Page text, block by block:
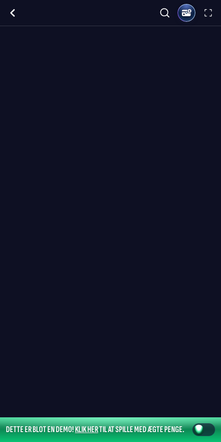
DETTE ER BLOT EN DEMO!KLIK HERTIL AT SPILLE MED ÆGTE PENGE.